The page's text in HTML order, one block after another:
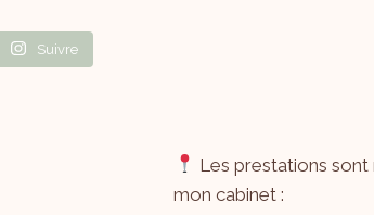
Suivre
Les prestations sont
mon cabinet :